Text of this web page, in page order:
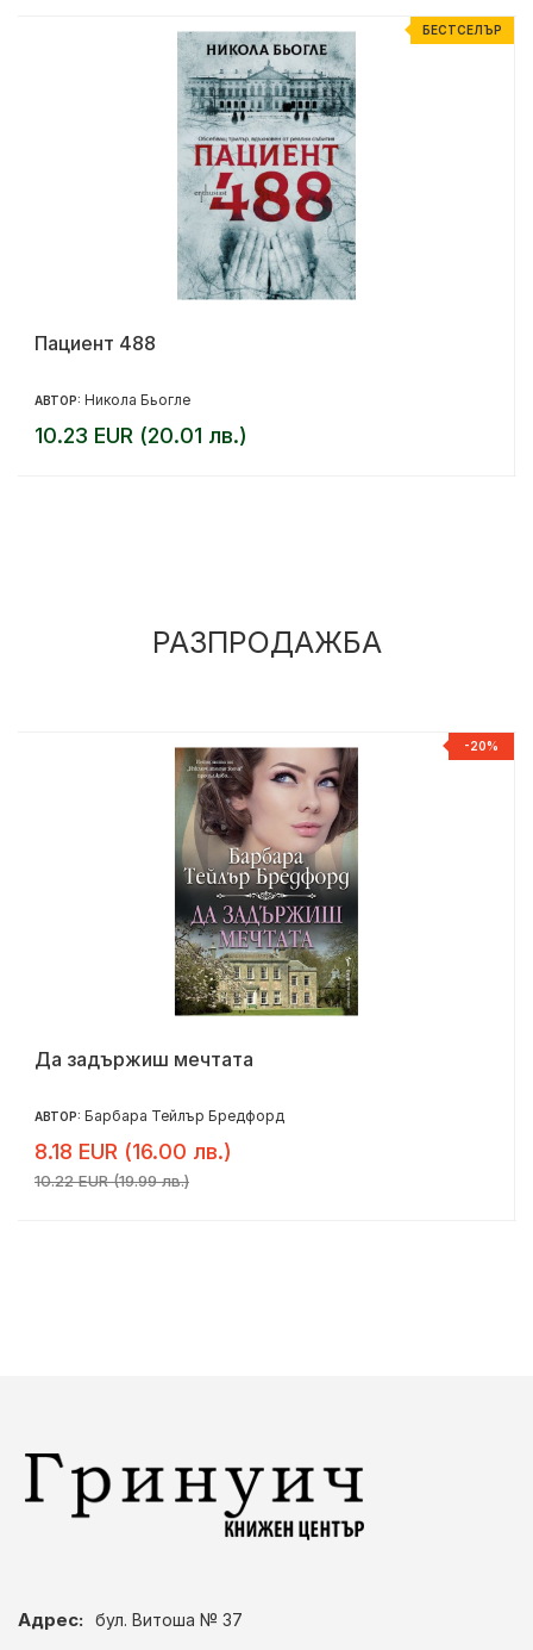
БЕСТСЕЛЪР
Пациент 488
АВТОР: Никола Бьогле
10.23 EUR (20.01 лв.)
РАЗПРОДАЖБА
-20%
Да задържиш мечтата
АВТОР: Барбара Тейлър Бредфорд
8.18 EUR (16.00 лв.)
10.22 EUR (19.99 лв.)
Адрес: бул. Витоша № 37